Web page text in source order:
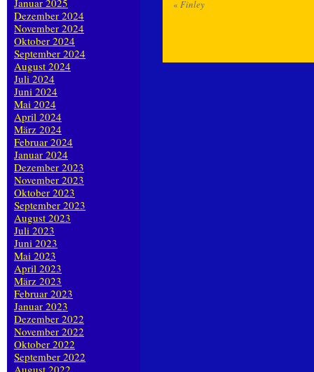
« Finley
Januar 2025
Dezember 2024
November 2024
Oktober 2024
September 2024
August 2024
Juli 2024
Juni 2024
Mai 2024
April 2024
März 2024
Februar 2024
Januar 2024
Dezember 2023
November 2023
Oktober 2023
September 2023
August 2023
Juli 2023
Juni 2023
Mai 2023
April 2023
März 2023
Februar 2023
Januar 2023
Dezember 2022
November 2022
Oktober 2022
September 2022
August 2022